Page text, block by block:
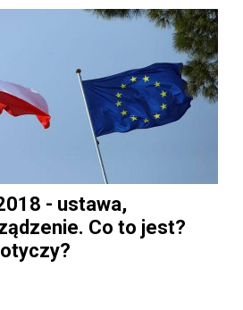
- ustawa,
Co to jest?